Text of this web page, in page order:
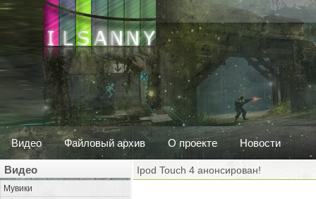
Видео Файловый архив О проекте Новости
Видео
Мувики
Ipod Touch 4 анонсирован!